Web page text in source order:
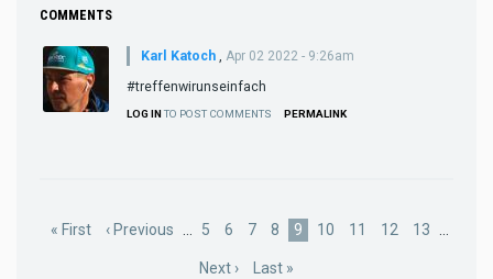
COMMENTS
Karl Katoch Apr 02 2022 - 9:26am
#treffenwirunseinfach
LOG IN TO POST COMMENTS PERMALINK
First
« First
Previous
‹ Previous … Page
5 Page
6 Page
7 Page
8
Current
9 Page
10 Page
11 Page
12 Page
13 …
Next
Next ›
Last
Last »